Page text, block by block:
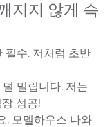
지지 않게 슥
필수. 저처럼 초반
밀립니다. 저는
성공!
. 모델하우스 나와